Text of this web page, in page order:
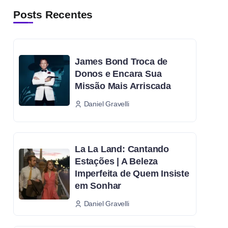
Posts Recentes
James Bond Troca de
Donos e Encara Sua
Missão Mais Arriscada
Daniel Gravelli
La La Land: Cantando
Estações | A Beleza
Imperfeita de Quem Insiste
em Sonhar
Daniel Gravelli